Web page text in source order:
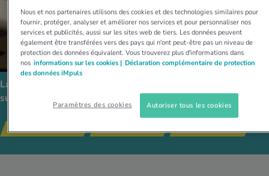
La recette est compatible avec les régimes alimentaires
suivants:
RECETTES SAINES PLATS AU FOUR PLAT PRINCIPAL
Nous et nos partenaires utilisons des cookies et des technologies similaires pour
fournir, protéger, analyser et améliorer nos services et pour personnaliser nos
services et publicités, aussi sur les sites web de tiers. Les données peuvent
également être transférées vers des pays qui n'ont peut-être pas un niveau de
protection des données équivalent. Vous trouverez plus d'informations dans
nos informations sur les cookies | Déclaration complémentaire de protection
des données iMpuls
Paramètres des cookies Autoriser tous les cookies